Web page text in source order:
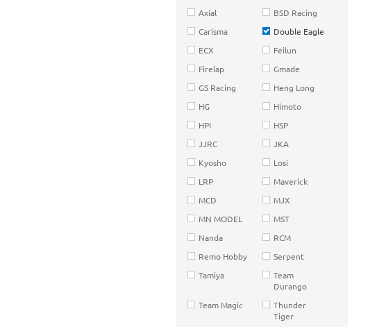
Axial
BSD Racing
Carisma
Double Eagle
ECX
Feilun
Firelap
Gmade
GS Racing
Heng Long
HG
Himoto
HPI
HSP
JJRC
JKA
Kyosho
Losi
LRP
Maverick
MCD
MJX
MN MODEL
MST
Nanda
RCM
Remo Hobby
Serpent
Tamiya
Team
Durango
Team Magic
Thunder
Tiger